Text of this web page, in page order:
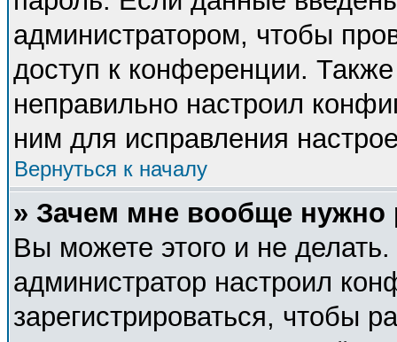
администратором, чтобы
доступ к конференции.
неправильно настроил
ним для исправления
Вернуться к началу
» Зачем мне вообще нужно
Вы можете этого и не делать.
администратор настроил
зарегистрироваться, чтобы